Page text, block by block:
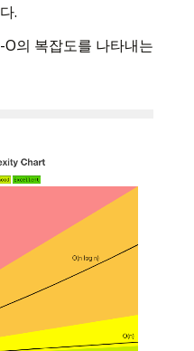
.
의 복잡도를 나타내는